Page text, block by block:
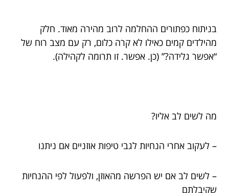
בניתוח כפתורים ההחלמה לרוב מהירה מאוד. חלק
מהילדים קמים כאילו לא קרה כלום, רק עם מצב רוח של
“אפשר גלידה?” (כן. אפשר. זו תרומה לקהילה).
מה לשים לב אליו?
– לעקוב אחרי הנחיות לגבי טיפות אוזניים אם ניתנו
– לשים לב אם יש הפרשה מהאוזן, ולפעול לפי ההנחיות
שקיבלתם